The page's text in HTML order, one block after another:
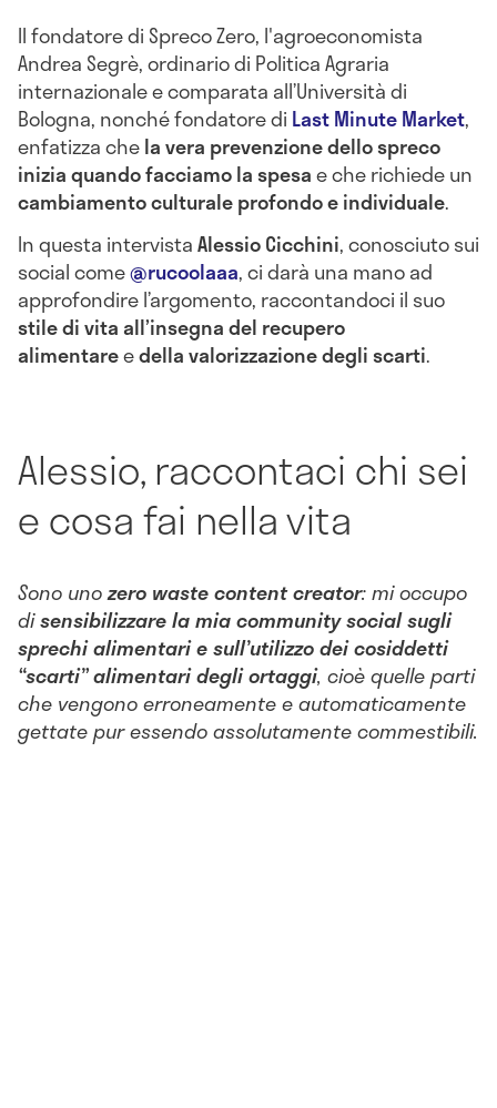
Il fondatore di Spreco Zero, l'agroeconomista
Andrea Segrè, ordinario di Politica Agraria
internazionale e comparata all’Università di
Bologna, nonché fondatore di Last Minute Market,
enfatizza chela vera prevenzione dello spreco
inizia quando facciamo la spesae che richiede un
cambiamento culturale profondo e individuale.
In questa intervistaAlessio Cicchini, conosciuto sui
social come@rucoolaaa, ci darà una mano ad
approfondire l’argomento, raccontandoci il suo
stile di vita all’insegna del recupero
alimentareedella valorizzazione degli scarti.
Alessio, raccontaci chi sei
e cosa fai nella vita
Sono unozero waste content creator: mi occupo
disensibilizzare la mia community social sugli
sprechi alimentari e sull’utilizzo dei cosiddetti
“scarti” alimentari degli ortaggi, cioè quelle parti
che vengono erroneamente e automaticamente
gettate pur essendo assolutamente commestibili.